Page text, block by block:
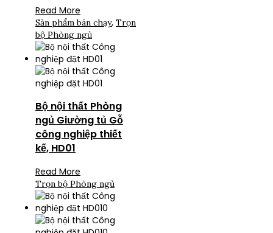
Read More
Sản phẩm bán chạy, Trọn
bộ Phòng ngủ
Bộ nội thất Phòng
ngủ Giường tủ Gỗ
công nghiệp thiết
kế, HD01
Read More
Trọn bộ Phòng ngủ